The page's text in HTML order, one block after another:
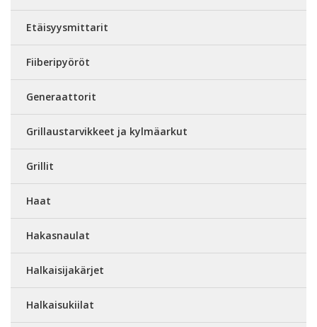
Etäisyysmittarit
Fiiberipyöröt
Generaattorit
Grillaustarvikkeet ja kylmäarkut
Grillit
Haat
Hakasnaulat
Halkaisijakärjet
Halkaisukiilat